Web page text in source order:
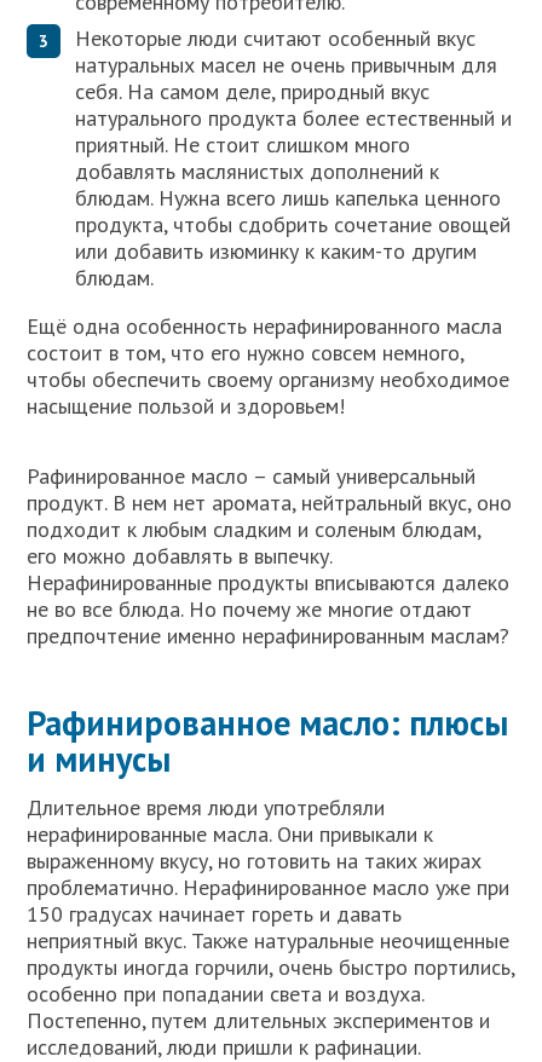
Некоторые люди считают особенный вкус
натуральных масел не очень привычным для
себя. На самом деле, природный вкус
натурального продукта более естественный и
приятный. Не стоит слишком много
добавлять маслянистых дополнений к
блюдам. Нужна всего лишь капелька ценного
продукта, чтобы сдобрить сочетание овощей
или добавить изюминку к каким-то другим
блюдам.
Ещё одна особенность нерафинированного масла
состоит в том, что его нужно совсем немного,
чтобы обеспечить своему организму необходимое
насыщение пользой и здоровьем!
Рафинированное масло – самый универсальный
продукт. В нем нет аромата, нейтральный вкус, оно
подходит к любым сладким и соленым блюдам,
его можно добавлять в выпечку.
Нерафинированные продукты вписываются далеко
не во все блюда. Но почему же многие отдают
предпочтение именно нерафинированным маслам?
Рафинированное масло: плюсы
и минусы
Длительное время люди употребляли
нерафинированные масла. Они привыкали к
выраженному вкусу, но готовить на таких жирах
проблематично. Нерафинированное масло уже при
150 градусах начинает гореть и давать
неприятный вкус. Также натуральные неочищенные
продукты иногда горчили, очень быстро портились,
особенно при попадании света и воздуха.
Постепенно, путем длительных экспериментов и
исследований, люди пришли к рафинации.